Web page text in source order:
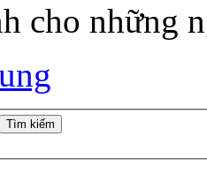
cho những